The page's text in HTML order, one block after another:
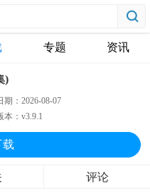
专题 资讯
)
期：2026-08-07
本：v3.9.1
载
评论